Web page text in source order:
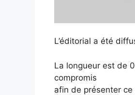
L’éditorial a été
La longueur est de
compromis
afin de présenter